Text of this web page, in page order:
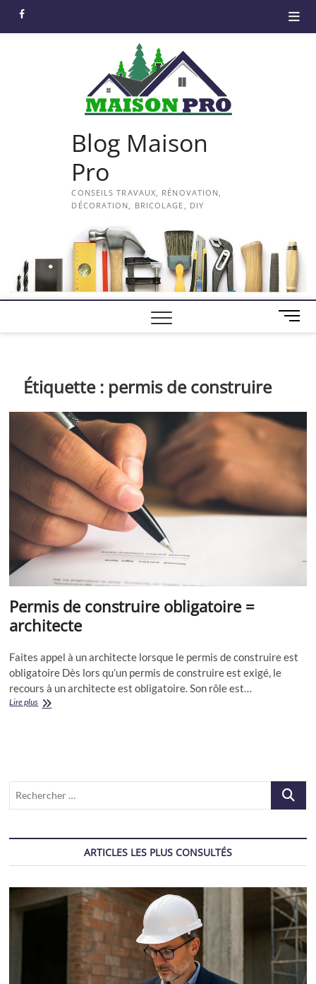
facebook
Blog Maison
Pro
CONSEILS TRAVAUX, RÉNOVATION,
DÉCORATION, BRICOLAGE, DIY
M
e
t
Étiquette : permis de construire
Permis de construire obligatoire =
architecte
Faites appel à un architecte lorsque le permis de construire est
obligatoire Dès lors qu’un permis de construire est exigé, le
recours à un architecte est obligatoire. Son rôle est…
Lire plusPermis
ARTICLES LES PLUS CONSULTÉS